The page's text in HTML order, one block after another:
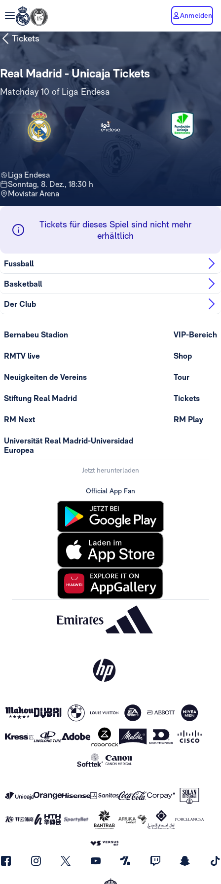
Anmelden
Tickets
Real Madrid - Unicaja Tickets
Matchday 10 of Liga Endesa
Liga Endesa
Sonntag, 8. Dez., 18:30 h
Movistar Arena
Tickets für dieses Spiel sind nicht mehr
erhältlich
Fussball
Basketball
Der Club
Bernabeu Stadion
RMTV live
Neuigkeiten de Vereins
Stiftung Real Madrid
RM Next
Universität Real Madrid-Universidad
Europea
VIP-Bereich
Shop
Tour
Tickets
RM Play
Jetzt herunterladen
Official App Fan